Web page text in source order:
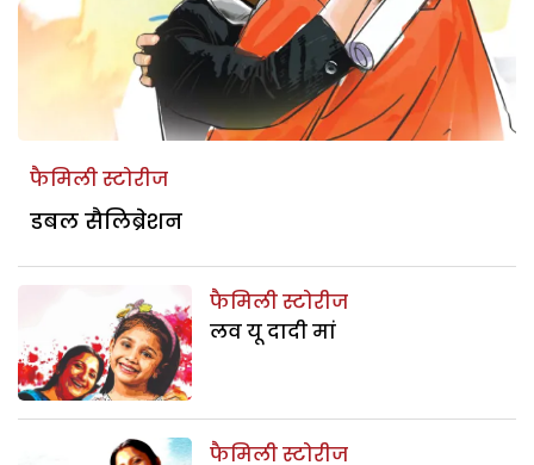
फैमिली स्टोरीज
डबल सैलिब्रेशन
फैमिली स्टोरीज
लव यू दादी मां
फैमिली स्टोरीज